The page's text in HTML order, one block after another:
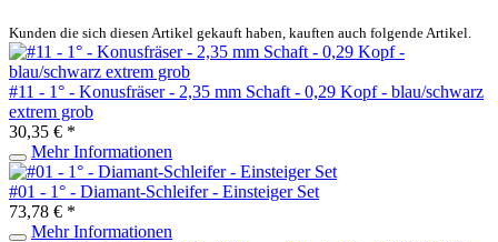
Kunden die sich diesen Artikel gekauft haben, kauften auch folgende Artikel.
#11 - 1° - Konusfräser - 2,35 mm Schaft - 0,29 Kopf - blau/schwarz
extrem grob
30,35 € *
Mehr Informationen
#01 - 1° - Diamant-Schleifer - Einsteiger Set
73,78 € *
Mehr Informationen